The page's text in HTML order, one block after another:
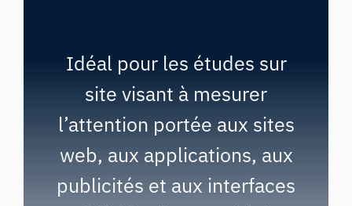
Idéal pour les études sur
site visant à mesurer
l’attention portée aux sites
web, aux applications, aux
publicités et aux interfaces